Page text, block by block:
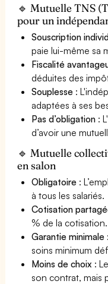
🔹 Mutuelle TNS
pour un
Souscription
paie lui-même sa
Fiscalité
déduites des
Souplesse :
adaptées à ses
Pas d’obligation :
d’avoir une
🔹 Mutuelle
en salon
Obligatoire :
à tous les salariés.
Cotisation
% de la cotisation.
Garantie minimale
soins minimum
Moins de choix :
son contrat, mais